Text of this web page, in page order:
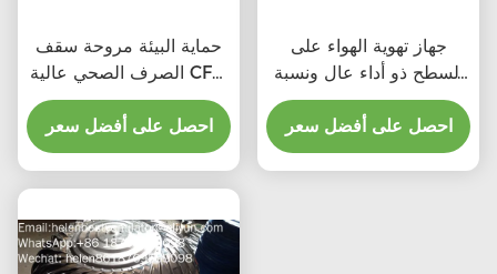
حماية البيئة مروحة سقف
الصرف الصحي عالية CFM
مع المهنية
احصل على أفضل سعر
جهاز تهوية الهواء على
السطح ذو أداء عال ونسبة
تكلفة عالية للمنتج المهني
احصل على أفضل سعر